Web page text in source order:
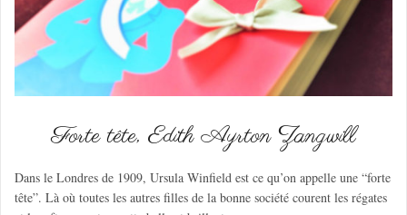
Forte tête, Edith Ayrton Zangwill
Dans le Londres de 1909, Ursula Winfield est ce qu’on appelle une “forte
tête”. Là où toutes les autres filles de la bonne société courent les régates